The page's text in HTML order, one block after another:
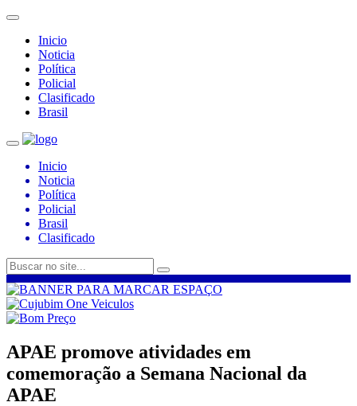
Inicio
Noticia
Política
Policial
Clasificado
Brasil
Inicio
Noticia
Política
Policial
Brasil
Clasificado
APAE promove atividades em
comemoração a Semana Nacional da
APAE